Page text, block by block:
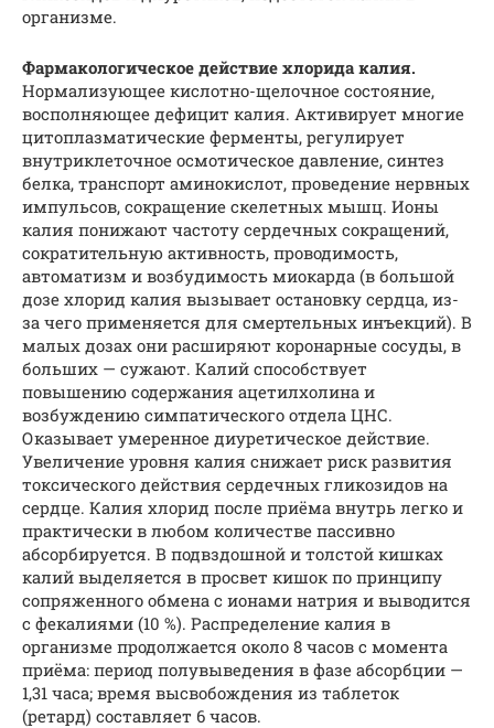
организме.
Фармакологическое действие хлорида калия.
Нормализующее кислотно-щелочное состояние,
восполняющее дефицит калия. Активирует многие
цитоплазматические ферменты, регулирует
внутриклеточное осмотическое давление, синтез
белка, транспорт аминокислот, проведение нервных
импульсов, сокращение скелетных мышц. Ионы
калия понижают частоту сердечных сокращений,
сократительную активность, проводимость,
автоматизм и возбудимость миокарда (в большой
дозе хлорид калия вызывает остановку сердца, из-
за чего применяется для смертельных инъекций). В
малых дозах они расширяют коронарные сосуды, в
больших — сужают. Калий способствует
повышению содержания ацетилхолина и
возбуждению симпатического отдела ЦНС.
Оказывает умеренное диуретическое действие.
Увеличение уровня калия снижает риск развития
токсического действия сердечных гликозидов на
сердце. Калия хлорид после приёма внутрь легко и
практически в любом количестве пассивно
абсорбируется. В подвздошной и толстой кишках
калий выделяется в просвет кишок по принципу
сопряженного обмена с ионами натрия и выводится
с фекалиями (10 %). Распределение калия в
организме продолжается около 8 часов с момента
приёма: период полувыведения в фазе абсорбции —
1,31 часа; время высвобождения из таблеток
(ретард) составляет 6 часов.